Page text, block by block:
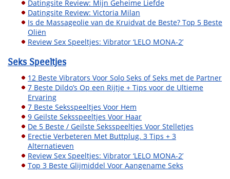
Datingsite Review: Mijn Geheime Liefde
Datingsite Review: Victoria Milan
Is de Massageolie van de Kruidvat de Beste? Top 5 Beste
Oliën
Review Sex Speeltjes: Vibrator ‘LELO MONA-2’
Seks Speeltjes
12 Beste Vibrators Voor Solo Seks of Seks met de Partner
7 Beste Dildo’s Op een Rijtje + Tips voor de Ultieme
Ervaring
7 Beste Seksspeeltjes Voor Hem
9 Geilste Seksspeeltjes Voor Haar
De 5 Beste / Geilste Seksspeeltjes Voor Stelletjes
Erectie Verbeteren Met Buttplug. 3 Tips + 3
Alternatieven
Review Sex Speeltjes: Vibrator ‘LELO MONA-2’
Top 3 Beste Glijmiddel Voor Aangename Seks